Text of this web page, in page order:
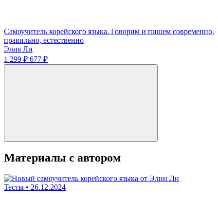
Самоучитель корейского языка. Говорим и пишем современно,
правильно, естественно
Элия Ли
1 299 ₽ 677 ₽
Материалы с автором
Тесты • 26.12.2024